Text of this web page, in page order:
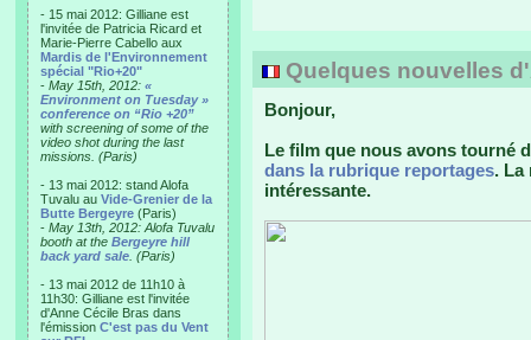
- 15 mai 2012: Gilliane est
l'invitée de Patricia Ricard et
Marie-Pierre Cabello aux
Mardis de l'Environnement
spécial "Rio+20"
- May 15th, 2012: «
Environment on Tuesday »
conference on “Rio +20”
with screening of some of the
video shot during the last
missions. (Paris)
- 13 mai 2012: stand Alofa
Tuvalu au Vide-Grenier de la
Butte Bergeyre (Paris)
- May 13th, 2012: Alofa Tuvalu
booth at the Bergeyre hill
back yard sale . (Paris)
- 13 mai 2012 de 11h10 à
11h30: Gilliane est l'invitée
d'Anne Cécile Bras dans
l'émission C'est pas du Vent
Quelques nouvelles
Bonjour,
Le film que nous avons tourné
dans la rubrique reportages. La
intéressante.